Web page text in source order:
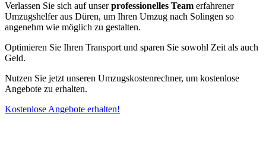
Verlassen Sie sich auf unserprofessionelles Team erfahrener
Umzugshelfer aus Düren, um Ihren Umzug nach Solingen so
angenehm wie möglich zu gestalten.
Optimieren Sie Ihren Transport und sparen Sie sowohl Zeit als auch
Geld.
Nutzen Sie jetzt unseren Umzugskostenrechner, um kostenlose
Angebote zu erhalten.
Kostenlose Angebote erhalten!